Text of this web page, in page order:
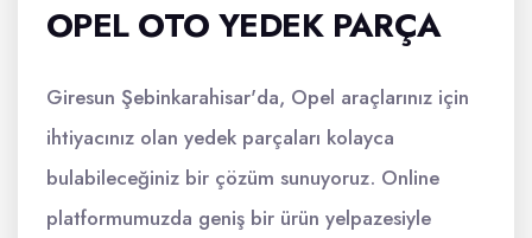
OPEL OTO YEDEK PARÇA
Giresun Şebinkarahisar'da, Opel araçlarınız için
ihtiyacınız olan yedek parçaları kolayca
bulabileceğiniz bir çözüm sunuyoruz. Online
platformumuzda geniş bir ürün yelpazesiyle